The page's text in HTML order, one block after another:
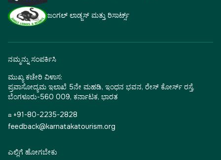
ಜಂಗಲ್ ಲಾಡ್ಜಸ್ ಮತ್ತು ರಿಸಾರ್ಟ್ಸ್
ನಮ್ಮನ್ನು ಸಂಪರ್ಕಿಸಿ
ಮುಖ್ಯ ಕಚೇರಿ ವಿಳಾಸ:
ಪ್ರವಾಸೋದ್ಯಮ ಇಲಾಖೆ 5ನೇ ಮಹಡಿ, ಇಂಧನ ಭವನ, ರೇಸ್ ಕೋರ್ಸ್ ರಸ್ತೆ,
ಬೆಂಗಳೂರು-560 009, ಕರ್ನಾಟಕ, ಭಾರತ
☎ +91-80-2235-2828
feedback@karnatakatourism.org
ಎಲ್ಲಿಗೆ ಹೋಗಬೇಕು